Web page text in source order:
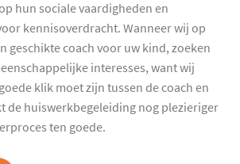
hun sociale vaardigheden en
kennisoverdracht. Wanneer wij op
geschikte coach voor uw kind, zoeken
interesses, want wij
klik moet zijn tussen de coach en
de huiswerkbegeleiding nog plezieriger
ten goede.